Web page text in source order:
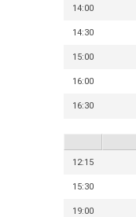
14:00
14:30
15:00
16:00
16:30
12:15
15:30
19:00